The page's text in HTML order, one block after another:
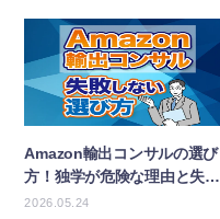
Amazon輸出コンサルの選び
方！独学が危険な理由と失敗
しないポイント
2026.05.24